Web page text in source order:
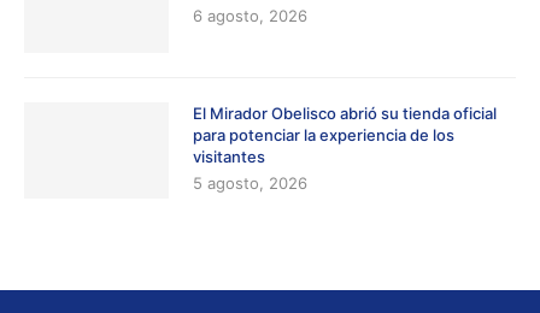
6 agosto, 2026
El Mirador Obelisco abrió su tienda oficial
para potenciar la experiencia de los
visitantes
5 agosto, 2026